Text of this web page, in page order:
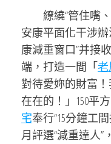
繚繞“管住嘴
安康平面化干涉
康減重窗口”并接
端，打造一間「
對待愛妳的財富
在在的！」150平
宅奉行“15分鐘工
月評選“減重達人”